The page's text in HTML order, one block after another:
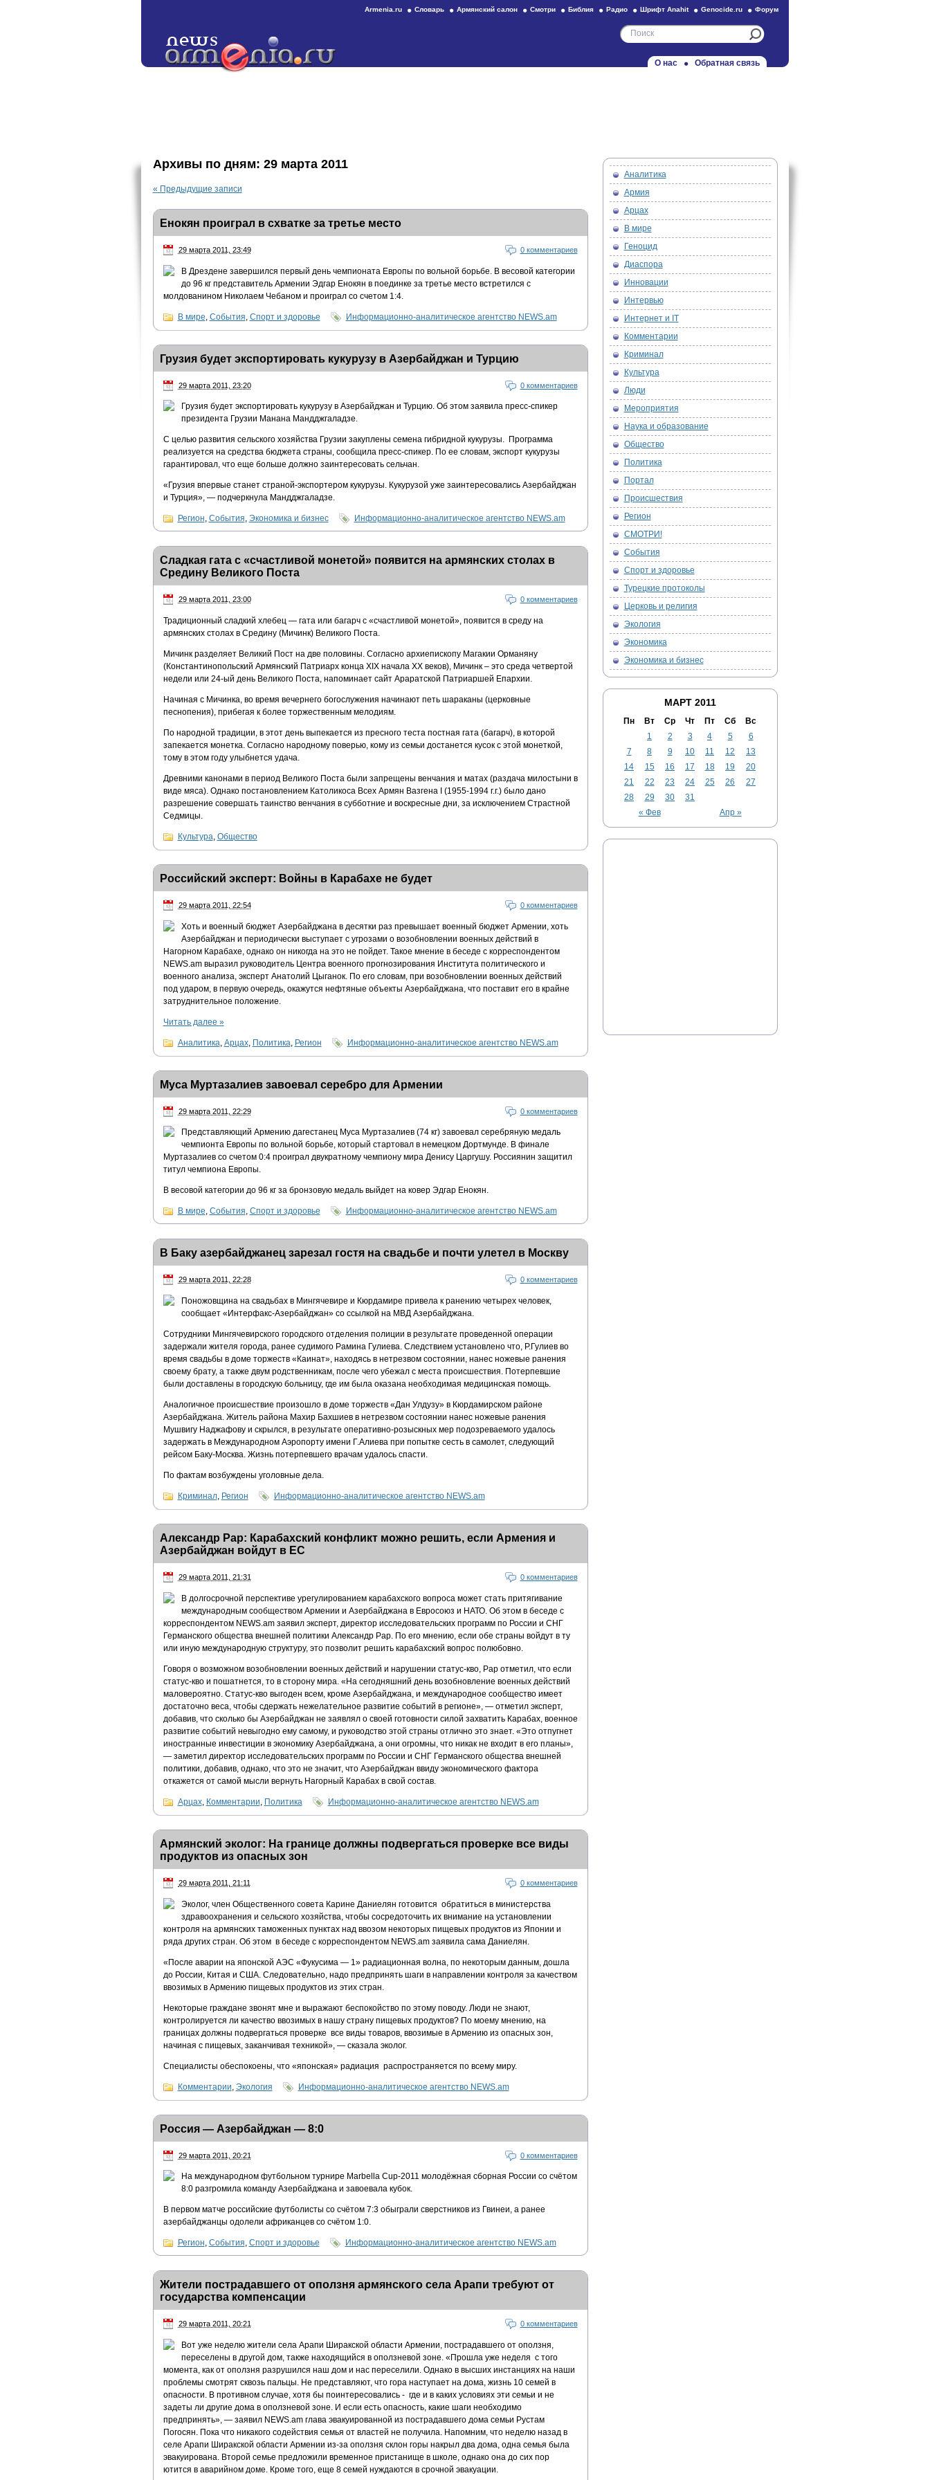
Armenia.ru Словарь Армянский салон Смотри Библия Радио Шрифт Anahit Genocide.ru Форум
О нас Обратная связь
Архивы по дням: 29 марта 2011
« Предыдущие записи
Енокян проиграл в схватке за третье место
29 марта 2011, 23:49 0 комментариев
В Дрездене завершился первый день чемпионата Европы по вольной борьбе. В весовой категории
до 96 кг представитель Армении Эдгар Енокян в поединке за третье место встретился с
молдованином Николаем Чебаном и проиграл со счетом 1:4.
В мире События Спорт и здоровье Информационно-аналитическое агентство NEWS.am
Грузия будет экспортировать кукурузу в Азербайджан и Турцию
29 марта 2011, 23:20 0 комментариев
Грузия будет экспортировать кукурузу в Азербайджан и Турцию. Об этом заявила пресс-спикер
президента Грузии Манана Мандджгаладзе.
С целью развития сельского хозяйства Грузии закуплены семена гибридной кукурузы. Программа
реализуется на средства бюджета страны, сообщила пресс-спикер. По ее словам, экспорт кукурузы
гарантировал, что еще больше должно заинтересовать сельчан.
«Грузия впервые станет страной-экспортером кукурузы. Кукурузой уже заинтересовались Азербайджан
и Турция», — подчеркнула Мандджгаладзе.
Регион, События, Экономика и бизнес Информационно-аналитическое агентство NEWS.am
Сладкая гата с «счастливой монетой» появится на армянских столах в
Средину Великого Поста
29 марта 2011, 23:00 0 комментариев
Традиционный сладкий хлебец — гата или багарч с «счастливой монетой», появится в среду на
армянских столах в Средину (Мичинк) Великого Поста.
Мичинк разделяет Великий Пост на две половины. Согласно архиепископу Магакии Орманяну
(Константинопольский Армянский Патриарх конца XIX начала XX веков), Мичинк – это среда четвертой
недели или 24-ый день Великого Поста, напоминает сайт Араратской Патриаршей Епархии.
Начиная с Мичинка, во время вечернего богослужения начинают петь шараканы (церковные
песнопения), прибегая к более торжественным мелодиям.
По народной традиции, в этот день выпекается из пресного теста постная гата (багарч), в которой
запекается монетка. Согласно народному поверью, кому из семьи достанется кусок с этой монеткой,
тому в этом году улыбнется удача.
Древними канонами в период Великого Поста были запрещены венчания и матах (раздача милостыни в
виде мяса). Однако постановлением Католикоса Всех Армян Вазгена I (1955-1994 г.г.) было дано
разрешение совершать таинство венчания в субботние и воскресные дни, за исключением Страстной
Седмицы.
Культура, Общество
Российский эксперт: Войны в Карабахе не будет
29 марта 2011, 22:54 0 комментариев
Хоть и военный бюджет Азербайджана в десятки раз превышает военный бюджет Армении, хоть
Азербайджан и периодически выступает с угрозами о возобновлении военных действий в
Нагорном Карабахе, однако он никогда на это не пойдет. Такое мнение в беседе с корреспондентом
NEWS.am выразил руководитель Центра военного прогнозирования Института политического и
военного анализа, эксперт Анатолий Цыганок. По его словам, при возобновлении военных действий
под ударом, в первую очередь, окажутся нефтяные объекты Азербайджана, что поставит его в крайне
затруднительное положение.
Читать далее »
Аналитика Арцах, Политика Регион Информационно-аналитическое агентство NEWS.am
Муса Муртазалиев завоевал серебро для Армении
29 марта 2011, 22:29 0 комментариев
Представляющий Армению дагестанец Муса Муртазалиев (74 кг) завоевал серебряную медаль
чемпионта Европы по вольной борьбе, который стартовал в немецком Дортмунде. В финале
Муртазалиев со счетом 0:4 проиграл двукратному чемпиону мира Денису Царгушу. Россиянин защитил
титул чемпиона Европы.
В весовой категории до 96 кг за бронзовую медаль выйдет на ковер Эдгар Енокян.
В мире, События, Спорт и здоровье Информационно-аналитическое агентство NEWS.am
В Баку азербайджанец зарезал гостя на свадьбе и почти улетел в Москву
29 марта 2011, 22:28 0 комментариев
Поножовщина на свадьбах в Мингячевире и Кюрдамире привела к ранению четырех человек,
сообщает «Интерфакс-Азербайджан» со ссылкой на МВД Азербайджана.
Сотрудники Мингячевирского городского отделения полиции в результате проведенной операции
задержали жителя города, ранее судимого Рамина Гулиева. Следствием установлено что, Р.Гулиев во
время свадьбы в доме торжеств «Каинат», находясь в нетрезвом состоянии, нанес ножевые ранения
своему брату, а также двум родственникам, после чего убежал с места происшествия. Потерпевшие
были доставлены в городскую больницу, где им была оказана необходимая медицинская помощь.
Аналогичное происшествие произошло в доме торжеств «Дан Улдузу» в Кюрдамирском районе
Азербайджана. Житель района Махир Бахшиев в нетрезвом состоянии нанес ножевые ранения
Мушвигу Наджафову и скрылся, в результате оперативно-розыскных мер подозреваемого удалось
задержать в Международном Аэропорту имени Г.Алиева при попытке сесть в самолет, следующий
рейсом Баку-Москва. Жизнь потерпевшего врачам удалось спасти.
По фактам возбуждены уголовные дела.
Криминал, Регион Информационно-аналитическое агентство NEWS.am
Александр Рар: Карабахский конфликт можно решить, если Армения и
Азербайджан войдут в ЕС
29 марта 2011, 21:31 0 комментариев
В долгосрочной перспективе урегулированием карабахского вопроса может стать притягивание
международным сообществом Армении и Азербайджана в Евросоюз и НАТО. Об этом в беседе с
корреспондентом NEWS.am заявил эксперт, директор исследовательских программ по России и СНГ
Германского общества внешней политики Александр Рар. По его мнению, если обе страны войдут в ту
или иную международную структуру, это позволит решить карабахский вопрос полюбовно.
Говоря о возможном возобновлении военных действий и нарушении статус-кво, Рар отметил, что если
статус-кво и пошатнется, то в сторону мира. «На сегодняшний день возобновление военных действий
маловероятно. Статус-кво выгоден всем, кроме Азербайджана, и международное сообщество имеет
достаточно веса, чтобы сдержать нежелательное развитие событий в регионе», — отметил эксперт,
добавив, что сколько бы Азербайджан не заявлял о своей готовности силой захватить Карабах, военное
развитие событий невыгодно ему самому, и руководство этой страны отлично это знает. «Это отпугнет
иностранные инвестиции в экономику Азербайджана, а они огромны, что никак не входит в его планы»,
— заметил директор исследовательских программ по России и СНГ Германского общества внешней
политики, добавив, однако, что это не значит, что Азербайджан ввиду экономического фактора
откажется от самой мысли вернуть Нагорный Карабах в свой состав.
Арцах, Комментарии, Политика Информационно-аналитическое агентство NEWS.am
Армянский эколог: На границе должны подвергаться проверке все виды
продуктов из опасных зон
29 марта 2011, 21:11 0 комментариев
Эколог, член Общественного совета Карине Даниелян готовится обратиться в министерства
здравоохранения и сельского хозяйства, чтобы сосредоточить их внимание на установлении
контроля на армянских таможенных пунктах над ввозом некоторых пищевых продуктов из Японии и
ряда других стран. Об этом в беседе с корреспондентом NEWS.am заявила сама Даниелян.
«После аварии на японской АЭС «Фукусима — 1» радиационная волна, по некоторым данным, дошла
до России, Китая и США. Следовательно, надо предпринять шаги в направлении контроля за качеством
ввозимых в Армению пищевых продуктов из этих стран.
Некоторые граждане звонят мне и выражают беспокойство по этому поводу. Люди не знают,
контролируется ли качество ввозимых в нашу страну пищевых продуктов? По моему мнению, на
границах должны подвергаться проверке все виды товаров, ввозимые в Армению из опасных зон,
начиная с пищевых, заканчивая техникой», — сказала эколог.
Специалисты обеспокоены, что «японская» радиация распространяется по всему миру.
Комментарии Экология Информационно-аналитическое агентство NEWS.am
Россия — Азербайджан — 8:0
29 марта 2011, 20:21 0 комментариев
На международном футбольном турнире Marbella Cup-2011 молодёжная сборная России со счётом
8:0 разгромила команду Азербайджана и завоевала кубок.
В первом матче российские футболисты со счётом 7:3 обыграли сверстников из Гвинеи, а ранее
азербайджанцы одолели африканцев со счётом 1:0.
Регион, События, Спорт и здоровье Информационно-аналитическое агентство NEWS.am
Жители пострадавшего от оползня армянского села Арапи требуют от
государства компенсации
29 марта 2011, 20:21 0 комментариев
Вот уже неделю жители села Арапи Ширакской области Армении, пострадавшего от оползня,
переселены в другой дом, также находящийся в оползневой зоне. «Прошла уже неделя с того
момента, как от оползня разрушился наш дом и нас переселили. Однако в высших инстанциях на наши
проблемы смотрят сквозь пальцы. Не представляют, что гора наступает на дома, жизнь 10 семей в
опасности. В противном случае, хотя бы поинтересовались - где и в каких условиях эти семьи и не
задеты ли другие дома в оползневой зоне. И если есть опасность, какие шаги необходимо
предпринять», — заявил NEWS.am глава эвакуированной из пострадавшего дома семьи Рустам
Погосян. Пока что никакого содействия семья от властей не получила. Напомним, что неделю назад в
селе Арапи Ширакской области Армении из-за оползня склон горы накрыл два дома, одна семья была
эвакуирована. Второй семье предложили временное пристанище в школе, однако она до сих пор
ютится в аварийном доме. Кроме того, еще 8 семей нуждаются в срочной эвакуации.
Аналитика
Армия
Арцах
В мире
Геноцид
Диаспора
Инновации
Интервью
Интернет и IT
Комментарии
Криминал
Культура
Люди
Мероприятия
Наука и образование
Общество
Политика
Портал
Происшествия
Регион
СМОТРИ!
События
Спорт и здоровье
Турецкие протоколы
Церковь и религия
Экология
Экономика
Экономика и бизнес
МАРТ 2011
Пн Вт Ср Чт Пт Сб Вс
« Фев Апр »
1 2 3 4 5
6
7
8 9 10 11 12
13
14
15 16 17 18 19
20
21
22 23 24 25 26
27
28
29 30 31